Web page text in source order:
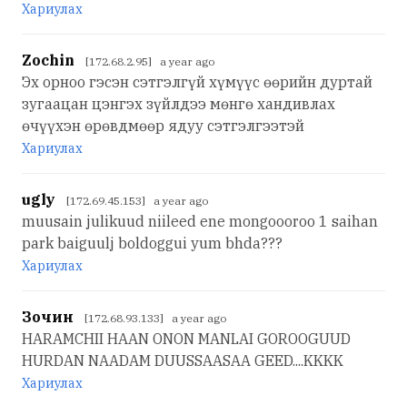
Хариулах
Zochin [172.68.2.95] a year ago
Эх орноо гэсэн сэтгэлгүй хүмүүс өөрийн дуртай
зугаацан цэнгэх зүйлдээ мөнгө хандивлах
өчүүхэн өрөвдмөөр ядуу сэтгэлгээтэй
Хариулах
ugly [172.69.45.153] a year ago
muusain julikuud niileed ene mongoooroo 1 saihan
park baiguulj boldoggui yum bhda???
Хариулах
Зочин [172.68.93.133] a year ago
HARAMCHII HAAN ONON MANLAI GOROOGUUD
HURDAN NAADAM DUUSSAASAA GEED....KKKK
Хариулах